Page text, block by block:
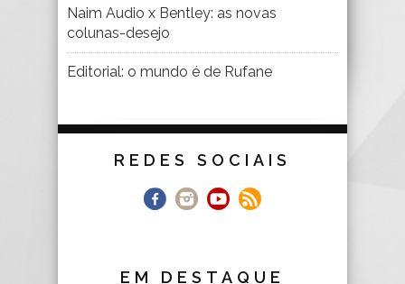
Naim Audio x Bentley: as novas
colunas-desejo
Editorial: o mundo é de Rufane
REDES SOCIAIS
EM DESTAQUE